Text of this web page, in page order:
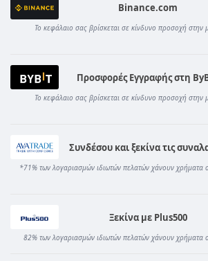
Binance.com
Το κεφάλαιο σας βρίσκεται σε κίνδυνο προσοχή στην
Προσφορές Εγγραφής στη
Το κεφάλαιο σας βρίσκεται σε κίνδυνο προσοχή στην
Συνδέσου και ξεκίνα τις
*71% των λογαριασμών ιδιωτών πελατών χάνουν χρήματα
Ξεκίνα με Plus500
82% των λογαριασμών ιδιωτών πελατών χάνουν χρήματα